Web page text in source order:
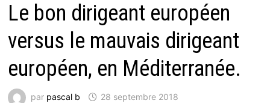
Le bon dirigeant européen
versus le mauvais dirigeant
européen, en Méditerranée.
par pascal b 28 septembre 2018